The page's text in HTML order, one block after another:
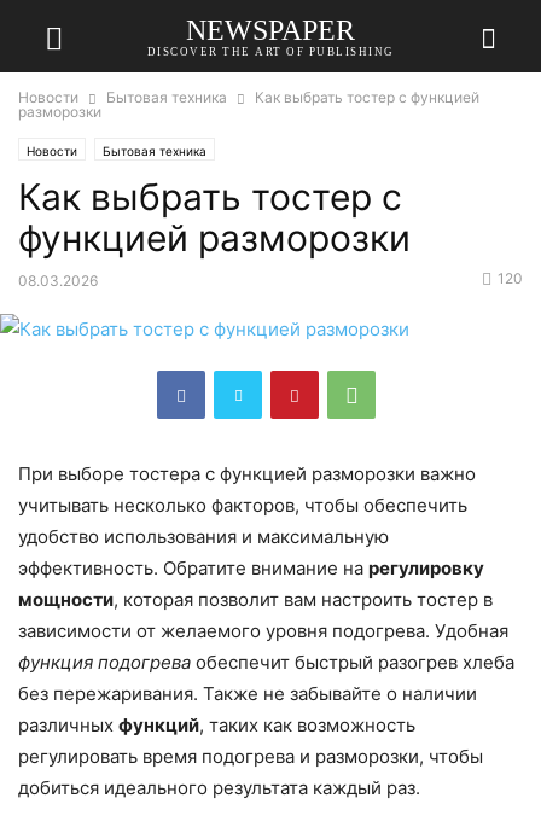
NEWSPAPER
DISCOVER THE ART OF PUBLISHING
Новости Бытовая техника
Как выбрать тостер с функцией
разморозки
Новости Бытовая техника
Как выбрать тостер с
функцией разморозки
08.03.2026 120
При выборе тостера с функцией разморозки важно
учитывать несколько факторов, чтобы обеспечить
удобство использования и максимальную
эффективность. Обратите внимание на регулировку
мощности, которая позволит вам настроить тостер в
зависимости от желаемого уровня подогрева. Удобная
функция подогрева обеспечит быстрый разогрев хлеба
без пережаривания. Также не забывайте о наличии
различных функций, таких как возможность
регулировать время подогрева и разморозки, чтобы
добиться идеального результата каждый раз.